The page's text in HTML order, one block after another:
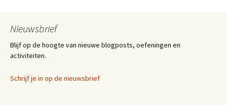
Nieuwsbrief
Blijf op de hoogte van nieuwe blogposts, oefeningen en
activiteiten.
Schrijf je in op de nieuwsbrief